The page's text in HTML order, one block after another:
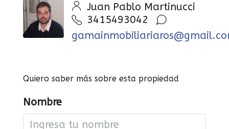
Juan Pablo Martinucci
3415493042
Quiero saber más sobre esta propiedad
Nombre